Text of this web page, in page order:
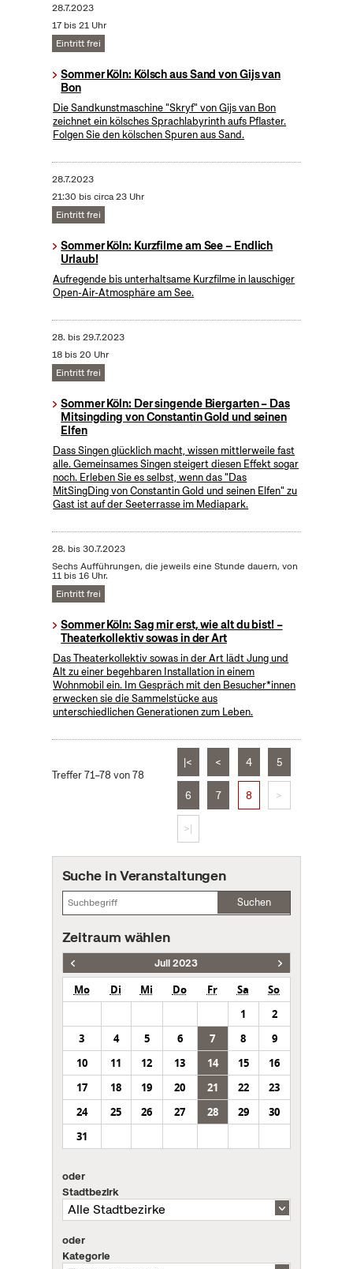
28.7.2023
17 bis 21 Uhr
Eintritt frei
Sommer Köln: Kölsch aus Sand von Gijs van
Bon
Die Sandkunstmaschine "Skryf" von Gijs van Bon
zeichnet ein kölsches Sprachlabyrinth aufs Pflaster.
Folgen Sie den kölschen Spuren aus Sand.
28.7.2023
21:30 bis circa 23 Uhr
Eintritt frei
Sommer Köln: Kurzfilme am See – Endlich
Urlaub!
Aufregende bis unterhaltsame Kurzfilme in lauschiger
Open-Air-Atmosphäre am See.
28. bis29.7.2023
18 bis 20 Uhr
Eintritt frei
Sommer Köln: Der singende Biergarten – Das
Mitsingding von Constantin Gold und seinen
Elfen
Dass Singen glücklich macht, wissen mittlerweile fast
alle. Gemeinsames Singen steigert diesen Effekt sogar
noch. Erleben Sie es selbst, wenn das "Das
MitSingDing von Constantin Gold und seinen Elfen" zu
Gast ist auf der Seeterrasse im Mediapark.
28. bis30.7.2023
Sechs Aufführungen, die jeweils eine Stunde dauern, von
11 bis 16 Uhr.
Eintritt frei
Sommer Köln: Sag mir erst, wie alt du bist! –
Theaterkollektiv sowas in der Art
Das Theaterkollektiv sowas in der Art lädt Jung und
Alt zu einer begehbaren Installation in einem
Wohnmobil ein. Im Gespräch mit den Besucher*innen
erwecken sie die Sammelstücke aus
unterschiedlichen Generationen zum Leben.
Treffer 71–78 von 78
|< < 4 5
6 7 8 >
>|
Suche in Veranstaltungen
Suchen
Zeitraum wählen
Juli 2023
Mo Di Mi Do Fr Sa
So
1
2
3
4 5 6 7 8
9
10
11 12 13 14 15
16
17
18 19 20 21 22
23
24
25 26 27 28 29
30
31
oder
Stadtbezirk
oder
Kategorie